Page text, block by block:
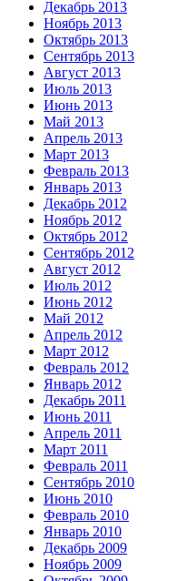
Декабрь 2013
Ноябрь 2013
Октябрь 2013
Сентябрь 2013
Август 2013
Июль 2013
Июнь 2013
Май 2013
Апрель 2013
Март 2013
Февраль 2013
Январь 2013
Декабрь 2012
Ноябрь 2012
Октябрь 2012
Сентябрь 2012
Август 2012
Июль 2012
Июнь 2012
Май 2012
Апрель 2012
Март 2012
Февраль 2012
Январь 2012
Декабрь 2011
Июнь 2011
Апрель 2011
Март 2011
Февраль 2011
Сентябрь 2010
Июнь 2010
Февраль 2010
Январь 2010
Декабрь 2009
Ноябрь 2009